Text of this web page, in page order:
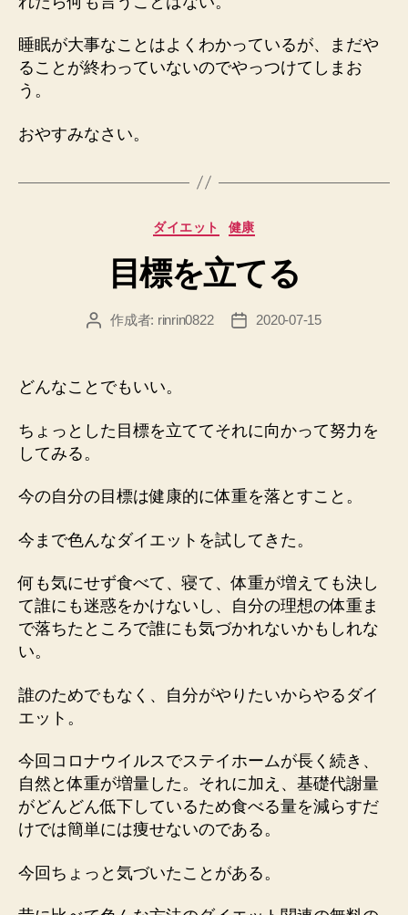
睡眠が大事なことはよくわかっているが、まだや
ることが終わっていないのでやっつけてしまお
う。
おやすみなさい。
カ
ゴ
リ
ダイエット 健康
目標を立てる
投 作成者: rinrin0822
投
2020-07-15
どんなことでもいい。
ちょっとした目標を立ててそれに向かって努力を
してみる。
今の自分の目標は健康的に体重を落とすこと。
今まで色んなダイエットを試してきた。
何も気にせず食べて、寝て、体重が増えても決し
て誰にも迷惑をかけないし、自分の理想の体重ま
で落ちたところで誰にも気づかれないかもしれな
い。
誰のためでもなく、自分がやりたいからやるダイ
エット。
今回コロナウイルスでステイホームが長く続き、
自然と体重が増量した。それに加え、基礎代謝量
がどんどん低下しているため食べる量を減らすだ
けでは簡単には痩せないのである。
今回ちょっと気づいたことがある。